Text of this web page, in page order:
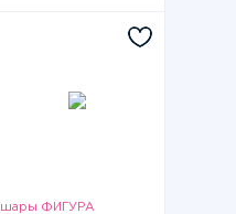
шары ФИГУРА